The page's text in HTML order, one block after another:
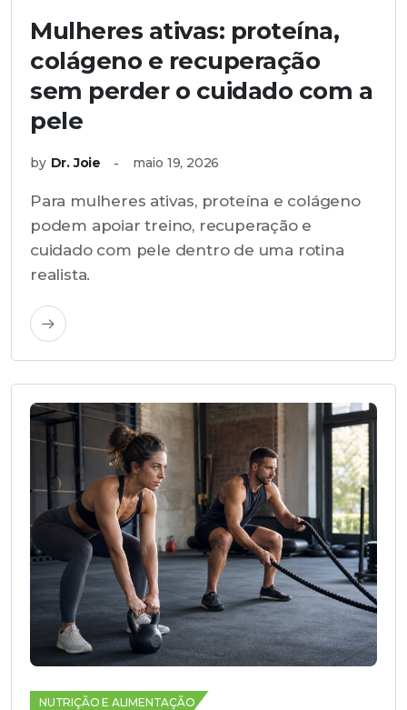
Mulheres ativas: proteína,
colágeno e recuperação
sem perder o cuidado com a
pele
by Dr. Joie maio 19, 2026
Para mulheres ativas, proteína e colágeno
podem apoiar treino, recuperação e
cuidado com pele dentro de uma rotina
realista.
NUTRIÇÃO E ALIMENTAÇÃO